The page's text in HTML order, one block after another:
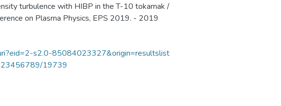
turbulence with HIBP in the T-10 tokamak /
on Plasma Physics, EPS 2019. - 2019
s2.0-85084023327&origin=resultslist
19739